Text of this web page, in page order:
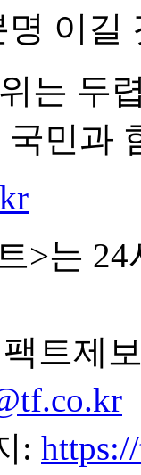
이길
는 두
민과
>는
트제
: